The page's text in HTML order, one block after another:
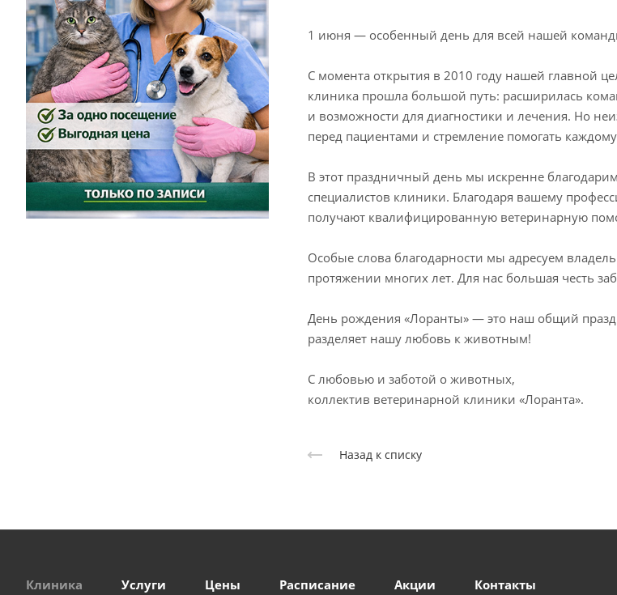
1 июня — особенный день для всей нашей
С момента открытия в 2010 году нашей главной
клиника прошла большой путь: расширилась
и возможности для диагностики и лечения. Но
перед пациентами и стремление помогать
В этот праздничный день мы искренне
специалистов клиники. Благодаря вашему
получают квалифицированную ветеринарную
Особые слова благодарности мы адресуем
протяжении многих лет. Для нас большая честь
День рождения «Лоранты» — это наш общий
разделяет нашу любовь к животным!
С любовью и заботой о животных,
коллектив ветеринарной клиники «Лоранта».
Назад к списку
Клиника Услуги Цены Расписание Акции Контакты